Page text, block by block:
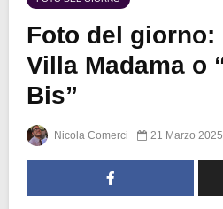
Foto del giorno:
Villa Madama o
Bis”
Nicola Comerci 21 Marzo 2025